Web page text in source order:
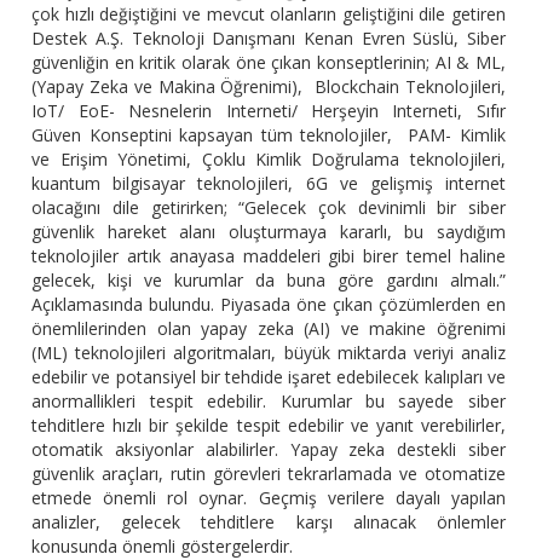
çok hızlı değiştiğini ve mevcut olanların geliştiğini dile getiren
Destek A.Ş. Teknoloji Danışmanı Kenan Evren Süslü, Siber
güvenliğin en kritik olarak öne çıkan konseptlerinin; AI & ML,
(Yapay Zeka ve Makina Öğrenimi), Blockchain Teknolojileri,
IoT/ EoE- Nesnelerin Interneti/ Herşeyin Interneti, Sıfır
Güven Konseptini kapsayan tüm teknolojiler, PAM- Kimlik
ve Erişim Yönetimi, Çoklu Kimlik Doğrulama teknolojileri,
kuantum bilgisayar teknolojileri, 6G ve gelişmiş internet
olacağını dile getirirken; “Gelecek çok devinimli bir siber
güvenlik hareket alanı oluşturmaya kararlı, bu saydığım
teknolojiler artık anayasa maddeleri gibi birer temel haline
gelecek, kişi ve kurumlar da buna göre gardını almalı.”
Açıklamasında bulundu. Piyasada öne çıkan çözümlerden en
önemlilerinden olan yapay zeka (AI) ve makine öğrenimi
(ML) teknolojileri algoritmaları, büyük miktarda veriyi analiz
edebilir ve potansiyel bir tehdide işaret edebilecek kalıpları ve
anormallikleri tespit edebilir. Kurumlar bu sayede siber
tehditlere hızlı bir şekilde tespit edebilir ve yanıt verebilirler,
otomatik aksiyonlar alabilirler. Yapay zeka destekli siber
güvenlik araçları, rutin görevleri tekrarlamada ve otomatize
etmede önemli rol oynar. Geçmiş verilere dayalı yapılan
analizler, gelecek tehditlere karşı alınacak önlemler
konusunda önemli göstergelerdir.